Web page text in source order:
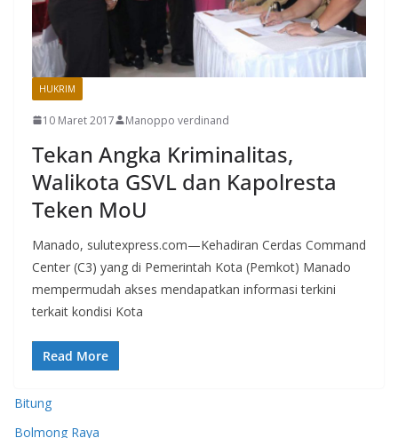
HUKRIM
10 Maret 2017 Manoppo verdinand
Tekan Angka Kriminalitas,
Walikota GSVL dan Kapolresta
Teken MoU
Manado, sulutexpress.com—Kehadiran Cerdas Command
Center (C3) yang di Pemerintah Kota (Pemkot) Manado
mempermudah akses mendapatkan informasi terkini
terkait kondisi Kota
Read More
Bitung
Bolmong Raya